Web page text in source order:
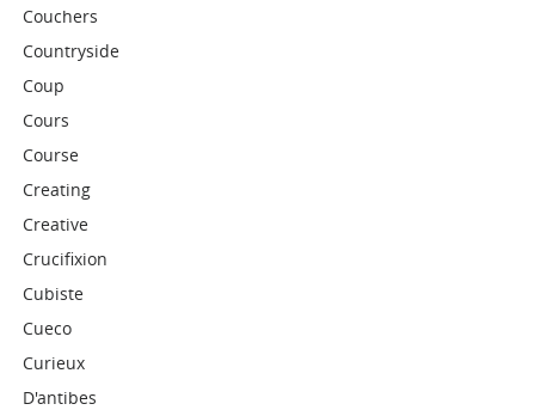
Couchers
Countryside
Coup
Cours
Course
Creating
Creative
Crucifixion
Cubiste
Cueco
Curieux
D'antibes